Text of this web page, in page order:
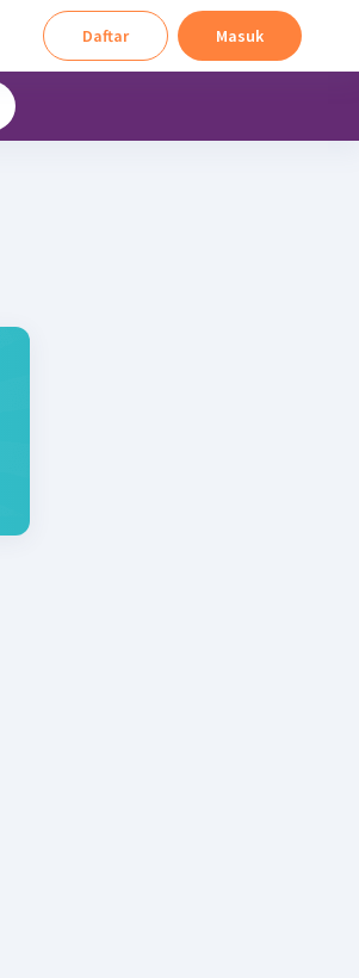
Daftar Masuk